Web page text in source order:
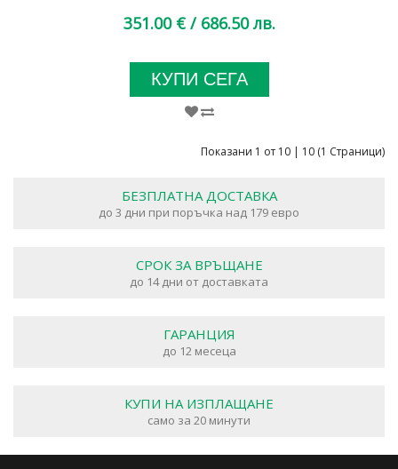
351.00 € / 686.50 лв.
КУПИ СЕГА
Показани 1 от 10 | 10 (1 Страници)
БЕЗПЛАТНА ДОСТАВКА
до 3 дни при поръчка над 179 евро
СРОК ЗА ВРЪЩАНЕ
до 14 дни от доставката
ГАРАНЦИЯ
до 12 месеца
КУПИ НА ИЗПЛАЩАНЕ
само за 20 минути